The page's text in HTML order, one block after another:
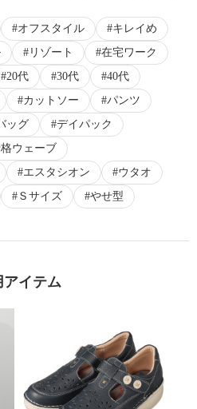
オフスタイル
キレイめ
リゾート
在宅ワーク
20代 30代
40代
カットソー
パンツ
ッグ
デイパック
ウェーブ
エスタシオン
ウタオ
Ｓサイズ やせ型
アイテム